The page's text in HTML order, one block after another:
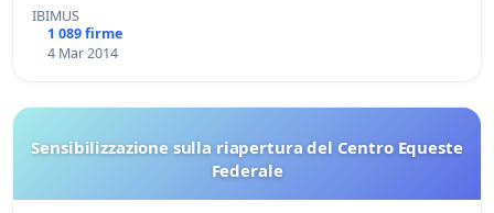
IBIMUS
1 089 firme
4 Mar 2014
Sensibilizzazione sulla riapertura del Centro Equeste
Federale